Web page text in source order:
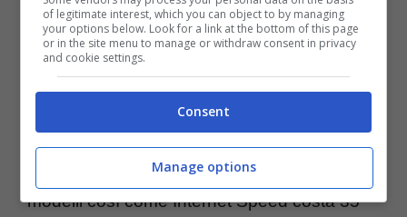
contrattuale di 30 mesi:Internet Supere
Internet Speedche richiedono un contributo
iniziale identico di 0 euro per il nuovo iPad da
16GB, 99 euro per il nuovo iPad da 32GB e
199 euro per il nuovo iPad da 64GB. Il costo
di Internet Super è di 29 euro per tutti e tre i
modelli così come Internet Speed costa 35
of legitimate interest, which you can object to by managing
your options below. Look for a link at the bottom of this page
or in the site menu to manage or withdraw consent in privacy
and cookie settings.
Consent
Manage options